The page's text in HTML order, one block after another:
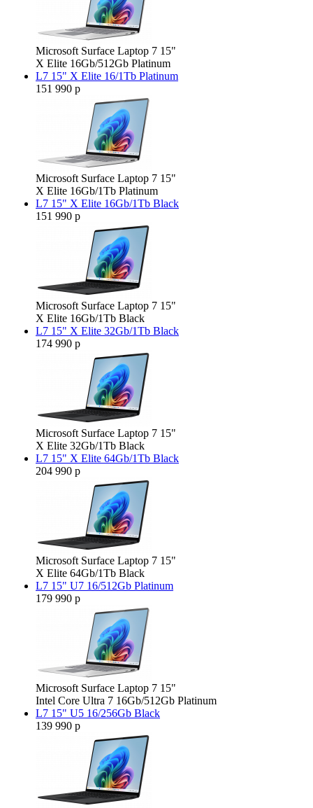
Microsoft Surface Laptop 7 15"
X Elite 16Gb/512Gb Platinum
L7 15" X Elite 16/1Tb Platinum
151 990 р
Microsoft Surface Laptop 7 15"
X Elite 16Gb/1Tb Platinum
L7 15" X Elite 16Gb/1Tb Black
151 990 р
Microsoft Surface Laptop 7 15"
X Elite 16Gb/1Tb Black
L7 15" X Elite 32Gb/1Tb Black
174 990 р
Microsoft Surface Laptop 7 15"
X Elite 32Gb/1Tb Black
L7 15" X Elite 64Gb/1Tb Black
204 990 р
Microsoft Surface Laptop 7 15"
X Elite 64Gb/1Tb Black
L7 15" U7 16/512Gb Platinum
179 990 р
Microsoft Surface Laptop 7 15"
Intel Core Ultra 7 16Gb/512Gb Platinum
L7 15" U5 16/256Gb Black
139 990 р